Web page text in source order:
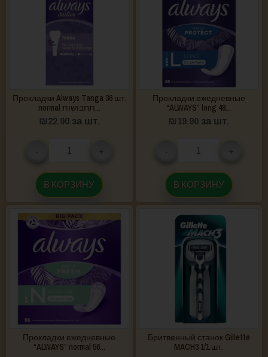
Прокладки Always Tanga 36 шт.
normal תחבושות...
₪22.90 за шт.
В КОРЗИНУ
Прокладки ежедневные
“ALWAYS” long 48...
₪19.90 за шт.
В КОРЗИНУ
Прокладки ежедневные
“ALWAYS” normal 56...
Бритвенный станок Gillette
MACH3 1/1 шт.